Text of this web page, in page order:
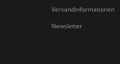
Versandinformationen
Newsletter